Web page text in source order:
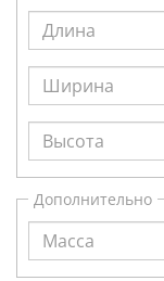
Дополнительно